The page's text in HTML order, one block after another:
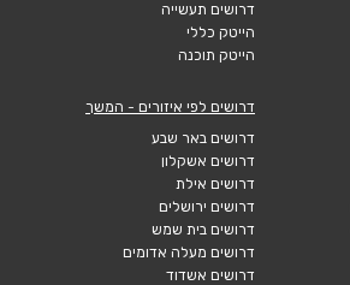
דרושים תעשייה
הייטק כללי
הייטק תוכנה
דרושים לפי איזורים - המשך
דרושים באר שבע
דרושים אשקלון
דרושים אילת
דרושים ירושלים
דרושים בית שמש
דרושים מעלה אדומים
דרושים אשדוד